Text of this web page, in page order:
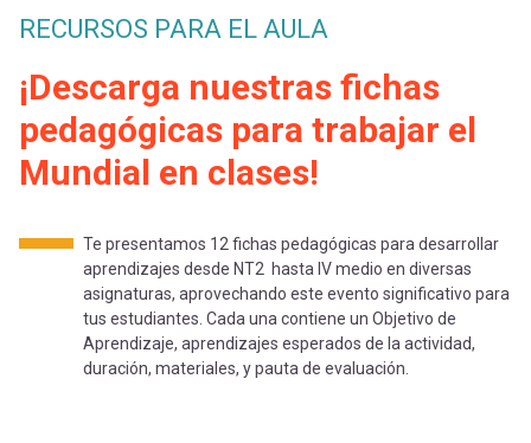
entrar
a
mi
cuenta
Expand
Exploración
Expand
[Educarchile
Mobile]
Menú
Inicia
sesión
de
ayuda
a
navegación
RECURSOS PARA EL AULA
¡Descarga nuestras fichas
pedagógicas para trabajar el
Mundial en clases!
Te presentamos 12 fichas pedagógicas para desarrollar
aprendizajes desde NT2 hasta IV medio en diversas
asignaturas, aprovechando este evento significativo para
tus estudiantes. Cada una contiene un Objetivo de
Aprendizaje, aprendizajes esperados de la actividad,
duración, materiales, y pauta de evaluación.
registrarte.